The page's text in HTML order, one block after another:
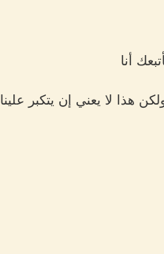
أنا
لا يعني إن يتكبر علينا